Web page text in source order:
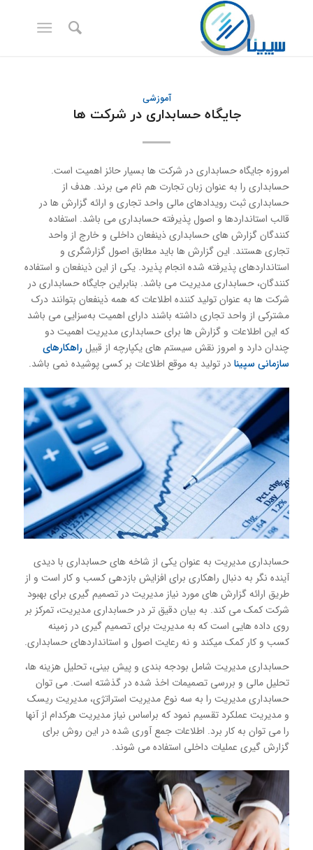
آموزشی
جایگاه حسابداری در شركت ها
امروزه جایگاه حسابداری در شركت ها بسیار حائز اهمیت است.
حسابداری را به عنوان زبان تجارت هم نام می برند. هدف از
حسابداری ثبت رویدادهای مالی واحد تجاری و ارائه گزارش ها در
قالب استانداردها و اصول پذیرفته حسابداری می باشد. استفاده
كنندگان گزارش های حسابداری ذینفعان داخلی و خارج از واحد
تجاری هستند. این گزارش ها باید مطابق اصول گزارشگری و
استانداردهای پذیرفته شده انجام پذیرد. یكی از این ذینفعان و استفاده
كنندگان، حسابداری مدیریت می باشد. بنابراین جایگاه حسابداری در
شرکت ها به عنوان تولید كننده اطلاعات كه همه ذینفعان بتوانند درک
مشتركی از واحد تجاری داشته باشند دارای اهمیت به‌سزایی می باشد
كه این اطلاعات و گزارش ها برای حسابداری مدیریت اهمیت دو
چندان دارد و امروز نقش سیستم های یكپارچه از قبیلراهكارهای
سازمانی سپینادر تولید به موقع اطلاعات بر كسی پوشیده نمی باشد.
حسابداری مدیریت به عنوان یکی از شاخه های حسابداری با دیدی
آینده نگر به دنبال راهکاری برای افزایش بازدهی کسب و کار است و از
طریق ارائه گزارش های مورد نیاز مدیریت در تصمیم گیری برای بهبود
شرکت کمک می کند. به بیان دقیق تر در حسابداری مدیریت، تمرکز بر
روی داده هایی است که به مدیریت برای تصمیم گیری در زمینه
کسب و کار کمک میکند و نه رعایت اصول و استانداردهای حسابداری.
حسابداری مدیریت شامل بودجه بندی و پیش بینی، تحلیل هزینه ها،
تحلیل مالی و بررسی تصمیمات اخذ شده در گذشته است. می توان
حسابداری مدیریت را به سه نوع مدیریت استراتژی، مدیریت ریسک
و مدیریت عملکرد تقسیم نمود که براساس نیاز مدیریت هرکدام از آنها
را می توان به کار برد. اطلاعات جمع آوری شده در این روش برای
گزارش گیری عملیات داخلی استفاده می شوند.